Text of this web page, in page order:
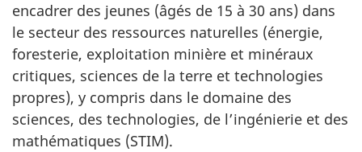
encadrer des jeunes (âgés de 15 à 30 ans) dans
le secteur des ressources naturelles (énergie,
foresterie, exploitation minière et minéraux
critiques, sciences de la terre et technologies
propres), y compris dans le domaine des
sciences, des technologies, de l’ingénierie et des
mathématiques (STIM).